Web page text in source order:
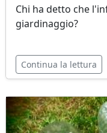
Chi ha detto che
giardinaggio?
Continua la lettura